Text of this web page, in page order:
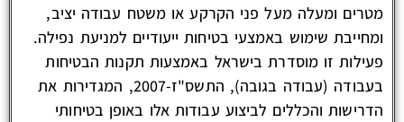
מטרים ומעלה מעל פני הקרקע או משטח עבודה יציב,
ומחייבת שימוש באמצעי בטיחות ייעודיים למניעת נפילה.
פעילות זו מוסדרת בישראל באמצעות תקנות הבטיחות
בעבודה (עבודה בגובה), התשס"ז-2007, המגדירות את
הדרישות והכללים לביצוע עבודות אלו באופן בטיחותי